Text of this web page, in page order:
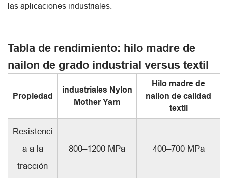
las aplicaciones industriales.
Tabla de rendimiento: hilo madre de
nailon de grado industrial versus textil
Propiedad
industriales Nylon
Mother Yarn
Hilo madre de
nailon de calidad
textil
Resistenci
a a la
tracción
800–1200 MPa 400–700 MPa